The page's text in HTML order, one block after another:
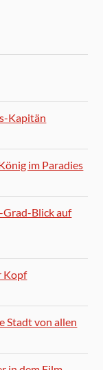
Kapitän
im Paradies
Blick auf
Kopf
Stadt von allen